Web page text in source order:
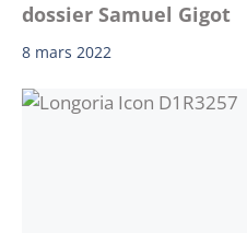
dossier Samuel Gigot
8 mars 2022